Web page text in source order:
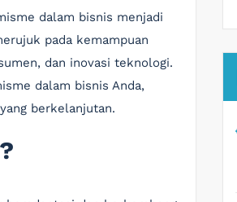
dalam bisnis menjadi
pada kemampuan
dan inovasi teknologi.
dalam bisnis Anda,
berkelanjutan.